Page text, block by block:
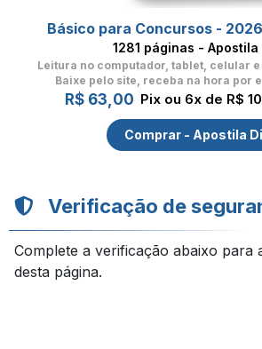
Básico para Concursos -
1281 páginas - Apostila
Leitura no computador, tablet, celular
Baixe pelo site, receba na hora por
R$ 63,00 Pix ou 6x de R$
Comprar - Apostila
Verificação de
Complete a verificação abaixo para
desta página.